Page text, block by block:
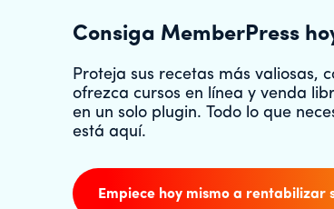
Consiga MemberPress
Proteja sus recetas más valiosas,
ofrezca cursos en línea y venda
en un solo plugin. Todo lo que
está aquí.
Empiece hoy mismo a rentabilizar